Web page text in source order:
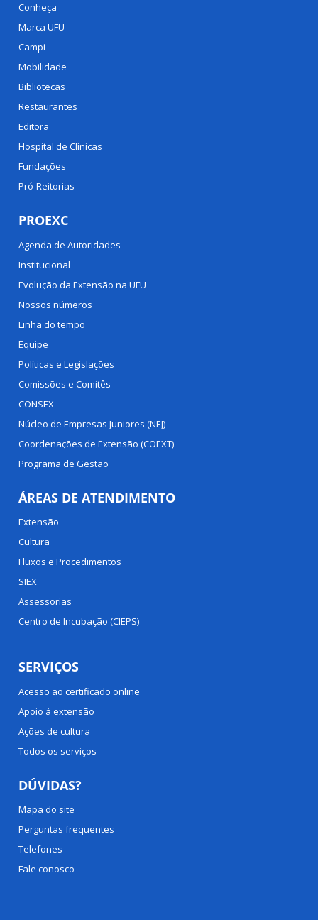
Conheça
Marca UFU
Campi
Mobilidade
Bibliotecas
Restaurantes
Editora
Hospital de Clínicas
Fundações
Pró-Reitorias
PROEXC
Agenda de Autoridades
Institucional
Evolução da Extensão na UFU
Nossos números
Linha do tempo
Equipe
Políticas e Legislações
Comissões e Comitês
CONSEX
Núcleo de Empresas Juniores (NEJ)
Coordenações de Extensão (COEXT)
Programa de Gestão
ÁREAS DE ATENDIMENTO
Extensão
Cultura
Fluxos e Procedimentos
SIEX
Assessorias
Centro de Incubação (CIEPS)
SERVIÇOS
Acesso ao certificado online
Apoio à extensão
Ações de cultura
Todos os serviços
DÚVIDAS?
Mapa do site
Perguntas frequentes
Telefones
Fale conosco